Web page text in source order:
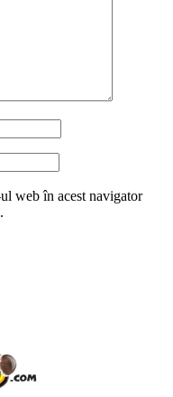
web în acest navigator